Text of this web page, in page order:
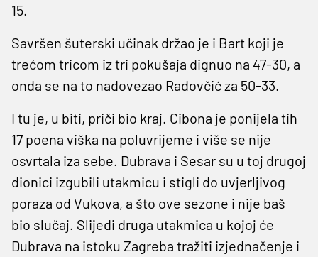
15.
Savršen šuterski učinak držao je i Bart koji je
trećom tricom iz tri pokušaja dignuo na 47-30, a
onda se na to nadovezao Radovčić za 50-33.
I tu je, u biti, priči bio kraj. Cibona je ponijela tih
17 poena viška na poluvrijeme i više se nije
osvrtala iza sebe. Dubrava i Sesar su u toj drugoj
dionici izgubili utakmicu i stigli do uvjerljivog
poraza od Vukova, a što ove sezone i nije baš
bio slučaj. Slijedi druga utakmica u kojoj će
Dubrava na istoku Zagreba tražiti izjednačenje i